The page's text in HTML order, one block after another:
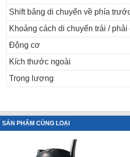
Shift bảng di chuyển về phía
Khoảng cách di chuyển trái /
Động cơ
Kích thước ngoài
Trọng lượng
SẢN PHẨM CÙNG LOẠI